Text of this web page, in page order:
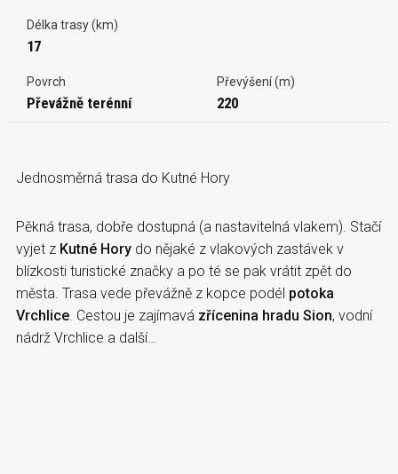
Délka trasy (km)
17
Povrch
Převážně terénní
Převýšení (m)
220
Jednosměrná trasa do Kutné Hory
Pěkná trasa, dobře dostupná (a nastavitelná vlakem). Stačí
vyjet z Kutné Hory do nějaké z vlakových zastávek v
blízkosti turistické značky a po té se pak vrátit zpět do
města. Trasa vede převážně z kopce podél potoka
Vrchlice. Cestou je zajímavá zřícenina hradu Sion, vodní
nádrž Vrchlice a další…